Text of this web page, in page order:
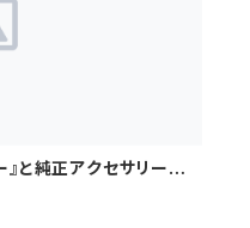
と純正アクセサリーとの